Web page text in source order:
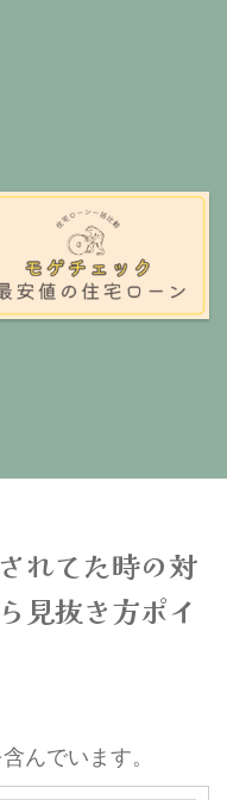
れてた時の対
見抜き方ポイ
んでいます。